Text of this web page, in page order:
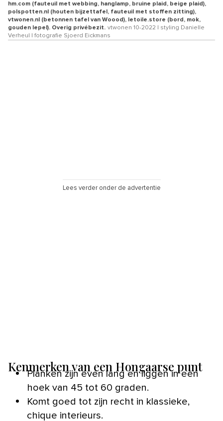
hm.com (fauteuil met webbing, hanglamp, bruine plaid, beige plaid),
polspotten.nl (houten bijzettafel, fauteuil met stoffen zitting),
vtwonen.nl (betonnen tafel van Woood), letoile.store (bord, mok,
gouden lepel). Overig privébezit. vtwonen 10-2022 | styling Danielle
Verheul | fotografie Sjoerd Eickmans
Lees verder onder de advertentie
Kenmerken van een Hongaarse punt
Planken zijn even lang en liggen in een
hoek van 45 tot 60 graden.
Komt goed tot zijn recht in klassieke,
chique interieurs.